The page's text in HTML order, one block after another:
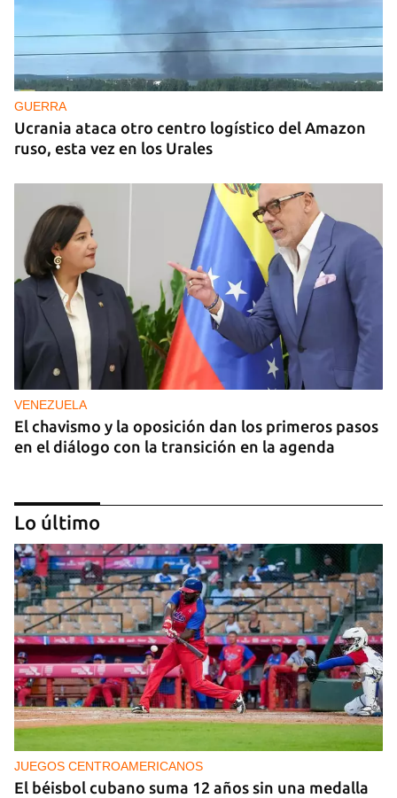
GUERRA
Ucrania ataca otro centro logístico del Amazon
ruso, esta vez en los Urales
VENEZUELA
El chavismo y la oposición dan los primeros pasos
en el diálogo con la transición en la agenda
NICARAGUA
EE UU propone a la OEA convocar a los
cancilleres para "tomar medidas" contra las
decisiones de Ortega
Lo último
JUEGOS CENTROAMERICANOS
El béisbol cubano suma 12 años sin una medalla